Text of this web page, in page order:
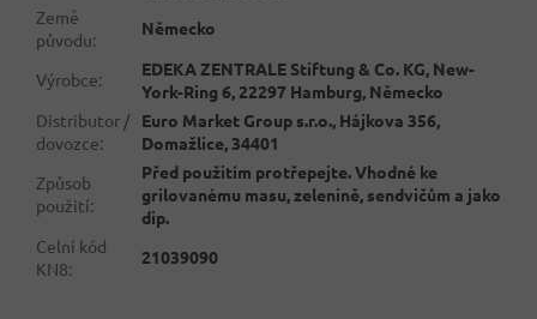
Země
původu:
Německo
Výrobce:
EDEKA ZENTRALE Stiftung & Co. KG, New-
York-Ring 6, 22297 Hamburg, Německo
Distributor /
dovozce:
Euro Market Group s.r.o., Hájkova 356,
Domažlice, 34401
Způsob
použití:
Před použitím protřepejte. Vhodné ke
grilovanému masu, zelenině, sendvičům a jako
dip.
Celní kód
KN8:
21039090